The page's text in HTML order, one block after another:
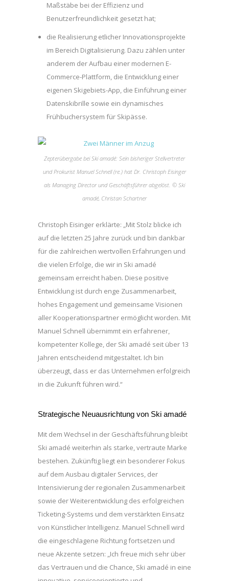
Maßstäbe bei der Effizienz und
Benutzerfreundlichkeit gesetzt hat;
die Realisierung etlicher Innovationsprojekte
im Bereich Digitalisierung. Dazu zählen unter
anderem der Aufbau einer modernen E-
Commerce-Plattform, die Entwicklung einer
eigenen Skigebiets-App, die Einführung einer
Datenskibrille sowie ein dynamisches
Frühbuchersystem für Skipässe.
Zepterübergabe bei Ski amadé: Sein bisheriger Stellvertreter
und Prokurist Manuel Schnell (re.) hat Dr. Christoph Eisinger
als Managing Director und Geschäftsführer abgelöst. © Ski
amadé, Christan Schartner
Christoph Eisinger erklärte: „Mit Stolz blicke ich
auf die letzten 25 Jahre zurück und bin dankbar
für die zahlreichen wertvollen Erfahrungen und
die vielen Erfolge, die wir in Ski amadé
gemeinsam erreicht haben. Diese positive
Entwicklung ist durch enge Zusammenarbeit,
hohes Engagement und gemeinsame Visionen
aller Kooperationspartner ermöglicht worden. Mit
Manuel Schnell übernimmt ein erfahrener,
kompetenter Kollege, der Ski amadé seit über 13
Jahren entscheidend mitgestaltet. Ich bin
überzeugt, dass er das Unternehmen erfolgreich
in die Zukunft führen wird.“
Strategische Neuausrichtung von Ski amadé
Mit dem Wechsel in der Geschäftsführung bleibt
Ski amadé weiterhin als starke, vertraute Marke
bestehen. Zukünftig liegt ein besonderer Fokus
auf dem Ausbau digitaler Services, der
Intensivierung der regionalen Zusammenarbeit
sowie der Weiterentwicklung des erfolgreichen
Ticketing-Systems und dem verstärkten Einsatz
von Künstlicher Intelligenz. Manuel Schnell wird
die eingeschlagene Richtung fortsetzen und
neue Akzente setzen: „Ich freue mich sehr über
das Vertrauen und die Chance, Ski amadé in eine